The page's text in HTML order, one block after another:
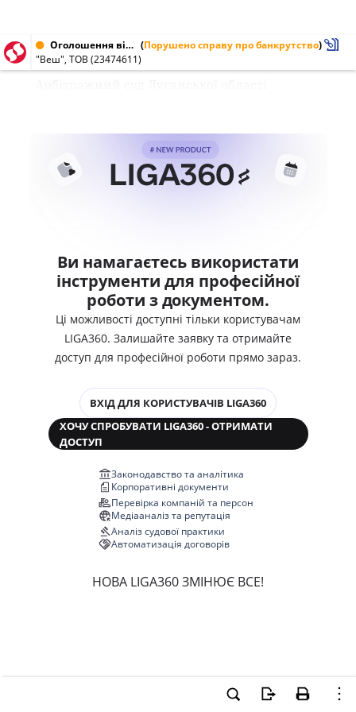
Оголошення від 13.01.2000 № 23474611 (Порушено справу про банкрутство)
"Веш", ТОВ (23474611)
Ви намагаєтесь використати
інструменти для професійної
роботи з документом.
Ці можливості доступні тільки користувачам
LIGA360. Залишайте заявку та отримайте
доступ для професійної роботи прямо зараз.
ВХІД ДЛЯ КОРИСТУВАЧІВ LIGA360
ХОЧУ СПРОБУВАТИ LIGA360 - ОТРИМАТИ
ДОСТУП
Законодавство та аналітика
Корпоративні документи
Перевірка компаній та персон
Медіааналіз та репутація
Аналіз судової практики
Автоматизація договорів
НОВА LIGA360 ЗМІНЮЄ ВСЕ!